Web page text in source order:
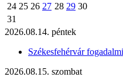
24 25 26 27 28 29 30
31
2026.08.14. péntek
Székesfehérvár
2026.08.15. szombat